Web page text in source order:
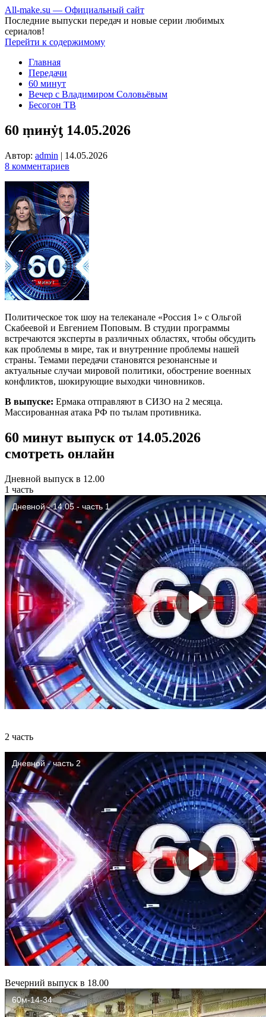
All-make.su — Официальный сайт
Последние выпуски передач и новые серии любимых
сериалов!
Перейти к содержимому
Главная
Передачи
60 минут
Вечер с Владимиром Соловьёвым
Бесогон ТВ
60 ṃинẏƫ 14.05.2026
Автор: admin | 14.05.2026
8 комментариев
Политическое ток шоу на телеканале «Россия 1» с Ольгой
Скабеевой и Евгением Поповым. В студии программы
встречаются эксперты в различных областях, чтобы обсудить
как проблемы в мире, так и внутренние проблемы нашей
страны. Темами передачи становятся резонансные и
актуальные случаи мировой политики, обострение военных
конфликтов, шокирующие выходки чиновников.
В выпуске: Ермака отправляют в СИЗО на 2 месяца.
Массированная атака РФ по тылам противника.
60 минут выпуск от 14.05.2026
смотреть онлайн
Дневной выпуск в 12.00
1 часть
2 часть
Вечерний выпуск в 18.00